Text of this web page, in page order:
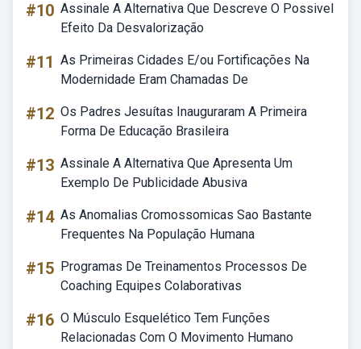
#10 Assinale A Alternativa Que Descreve O Possivel
Efeito Da Desvalorização
#11 As Primeiras Cidades E/ou Fortificações Na
Modernidade Eram Chamadas De
#12 Os Padres Jesuítas Inauguraram A Primeira
Forma De Educação Brasileira
#13 Assinale A Alternativa Que Apresenta Um
Exemplo De Publicidade Abusiva
#14 As Anomalias Cromossomicas Sao Bastante
Frequentes Na População Humana
#15 Programas De Treinamentos Processos De
Coaching Equipes Colaborativas
#16 O Músculo Esquelético Tem Funções
Relacionadas Com O Movimento Humano